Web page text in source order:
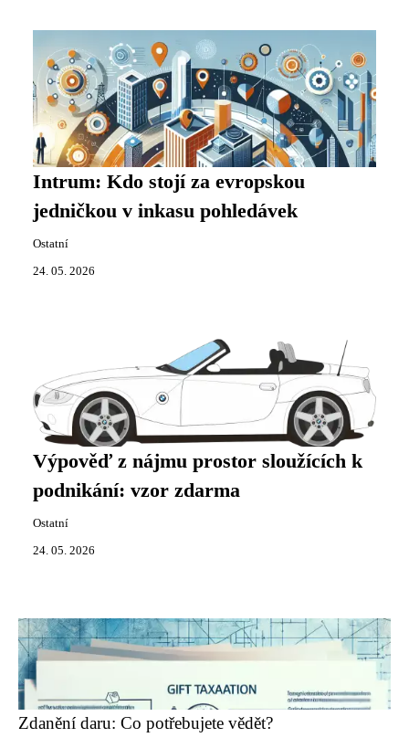
Intrum: Kdo stojí za evropskou
jedničkou v inkasu pohledávek
Ostatní
24. 05. 2026
Výpověď z nájmu prostor sloužících k
podnikání: vzor zdarma
Ostatní
24. 05. 2026
Zdanění daru: Co potřebujete vědět?